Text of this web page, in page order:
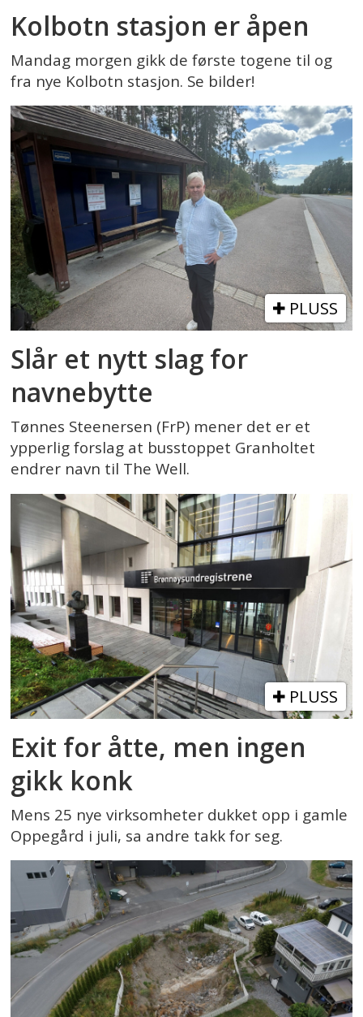
Kolbotn stasjon er åpen
Mandag morgen gikk de første togene til og
fra nye Kolbotn stasjon. Se bilder!
PLUSS
Slår et nytt slag for
navnebytte
Tønnes Steenersen (FrP) mener det er et
ypperlig forslag at busstoppet Granholtet
endrer navn til The Well.
PLUSS
Exit for åtte, men ingen
gikk konk
Mens 25 nye virksomheter dukket opp i gamle
Oppegård i juli, sa andre takk for seg.